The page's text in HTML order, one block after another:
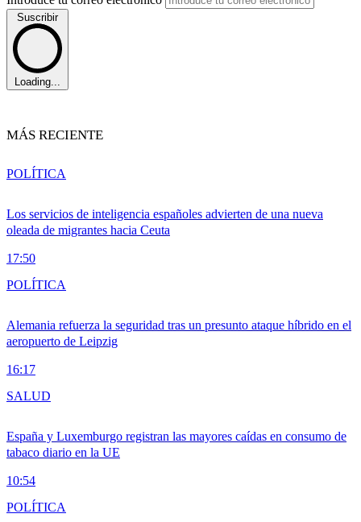
Suscribir
Loading...
MÁS RECIENTE
Los servicios de inteligencia españoles advierten de una nueva
oleada de migrantes hacia Ceuta
17:50
POLÍTICA
Alemania refuerza la seguridad tras un presunto ataque híbrido en el
aeropuerto de Leipzig
16:17
POLÍTICA
España y Luxemburgo registran las mayores caídas en consumo de
tabaco diario en la UE
10:54
SALUD
POLÍTICA